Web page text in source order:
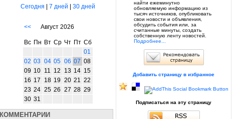
Сегодня 7 дней 30 дней
<< Август 2026
Вс Пн Вт Ср Чт Пт Сб
01
02 03 04 05 06 07 08
09 10 11 12 13 14 15
16 17 18 19 20 21 22
23 24 25 26 27 28 29
30 31
КОММЕНТАРИИ
найти ежеминутно
обновляемую информацию из
тысяч источников, опубликовать
свои новости и объявления,
обсудить события или, за
считанные минуты, создать
собственную ленту новостей.
Подробнее...
Добавить страницу в избранное
Подписаться на эту страницу